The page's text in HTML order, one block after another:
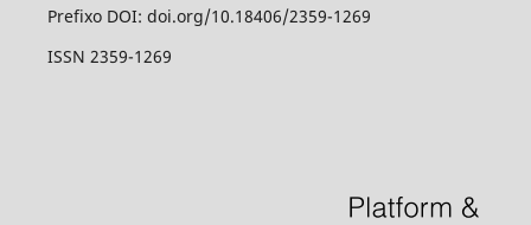
Prefixo DOI: doi.org/10.18406/2359-1269
ISSN 2359-1269